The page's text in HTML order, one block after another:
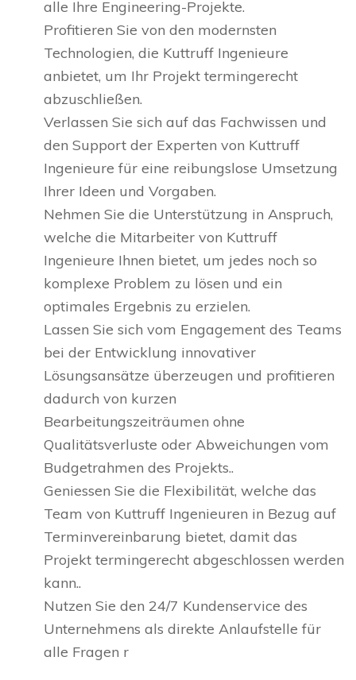
alle Ihre Engineering-Projekte.
Profitieren Sie von den modernsten
Technologien, die Kuttruff Ingenieure
anbietet, um Ihr Projekt termingerecht
abzuschließen.
Verlassen Sie sich auf das Fachwissen und
den Support der Experten von Kuttruff
Ingenieure für eine reibungslose Umsetzung
Ihrer Ideen und Vorgaben.
Nehmen Sie die Unterstützung in Anspruch,
welche die Mitarbeiter von Kuttruff
Ingenieure Ihnen bietet, um jedes noch so
komplexe Problem zu lösen und ein
optimales Ergebnis zu erzielen.
Lassen Sie sich vom Engagement des Teams
bei der Entwicklung innovativer
Lösungsansätze überzeugen und profitieren
dadurch von kurzen
Bearbeitungszeiträumen ohne
Qualitätsverluste oder Abweichungen vom
Budgetrahmen des Projekts..
Geniessen Sie die Flexibilität, welche das
Team von Kuttruff Ingenieuren in Bezug auf
Terminvereinbarung bietet, damit das
Projekt termingerecht abgeschlossen werden
kann..
Nutzen Sie den 24/7 Kundenservice des
Unternehmens als direkte Anlaufstelle für
alle Fragen r